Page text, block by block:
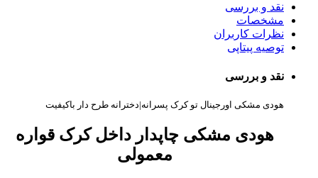
نقد و بررسی
مشخصات
نظرات کاربران
توصیه پیتاپی
نقد و بررسی
هودی مشکی اورجینال تو کرک پسرانه|دخترانه طرح دار باکیفیت
هودی مشکی چاپدار داخل کرک قواره
معمولی